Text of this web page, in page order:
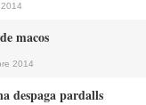
macos
2014
despaga pardalls